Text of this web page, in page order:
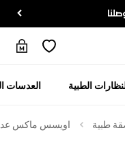
الطبية العدسات
طبية اويسس ماكس عدسات